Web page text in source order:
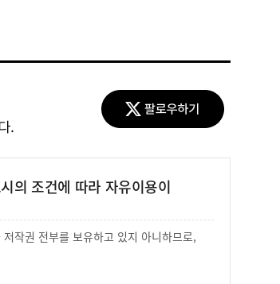
의 조건에 따라 자유이용이
작권 전부를 보유하고 있지 아니하므로,